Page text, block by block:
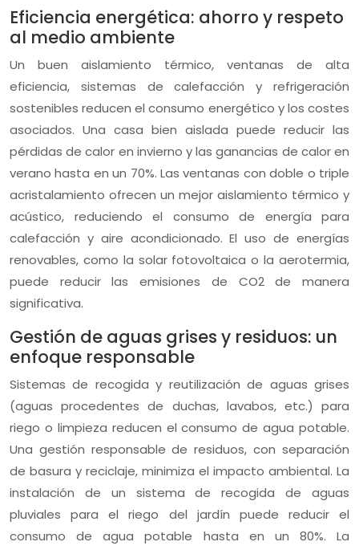
Eficiencia energética: ahorro y respeto
al medio ambiente
Un buen aislamiento térmico, ventanas de alta
eficiencia, sistemas de calefacción y refrigeración
sostenibles reducen el consumo energético y los costes
asociados. Una casa bien aislada puede reducir las
pérdidas de calor en invierno y las ganancias de calor en
verano hasta en un 70%. Las ventanas con doble o triple
acristalamiento ofrecen un mejor aislamiento térmico y
acústico, reduciendo el consumo de energía para
calefacción y aire acondicionado. El uso de energías
renovables, como la solar fotovoltaica o la aerotermia,
puede reducir las emisiones de CO2 de manera
significativa.
Gestión de aguas grises y residuos: un
enfoque responsable
Sistemas de recogida y reutilización de aguas grises
(aguas procedentes de duchas, lavabos, etc.) para
riego o limpieza reducen el consumo de agua potable.
Una gestión responsable de residuos, con separación
de basura y reciclaje, minimiza el impacto ambiental. La
instalación de un sistema de recogida de aguas
pluviales para el riego del jardín puede reducir el
consumo de agua potable hasta en un 80%. La